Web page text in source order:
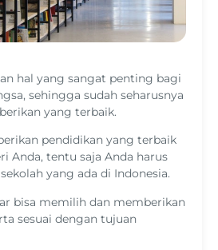
hal yang sangat penting bagi
sehingga sudah seharusnya
yang terbaik.
pendidikan yang terbaik
Anda, tentu saja Anda harus
yang ada di Indonesia.
bisa memilih dan memberikan
sesuai dengan tujuan